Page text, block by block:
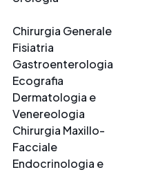
Chirurgia Generale
Fisiatria
Gastroenterologia
Ecografia
Dermatologia e
Venereologia
Chirurgia Maxillo-
Facciale
Endocrinologia e